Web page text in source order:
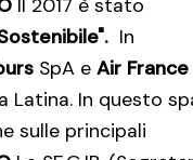
In
SpA e Air
Latina. In questo
sulle principali